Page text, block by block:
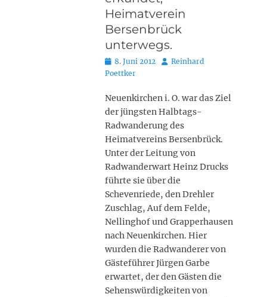
Heimatverein
Bersenbrück
unterwegs.
Posted
on
8. Juni 2012 AutorReinhard
Poettker
Neuenkirchen i. O. war das Ziel
der jüngsten Halbtags-
Radwanderung des
Heimatvereins Bersenbrück.
Unter der Leitung von
Radwanderwart Heinz Drucks
führte sie über die
Schevenriede, den Drehler
Zuschlag, Auf dem Felde,
Nellinghof und Grapperhausen
nach Neuenkirchen. Hier
wurden die Radwanderer von
Gästeführer Jürgen Garbe
erwartet, der den Gästen die
Sehenswürdigkeiten von